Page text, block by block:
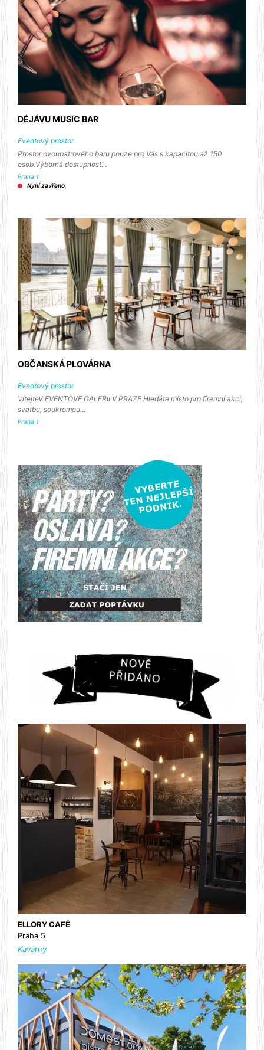
ELLORY CAFÉ
Praha 5
Kavárny
DÉJÁVU MUSIC BAR
Eventový prostor
Prostor dvoupatrového baru pouze pro Vás s kapacitou až 150
osob.Výborná dostupnost…
Praha 1
Nyní zavřeno
OBČANSKÁ PLOVÁRNA
Eventový prostor
VítejteV EVENTOVÉ GALERII V PRAZE Hledáte místo pro firemní akci,
svatbu, soukromou…
Praha 1